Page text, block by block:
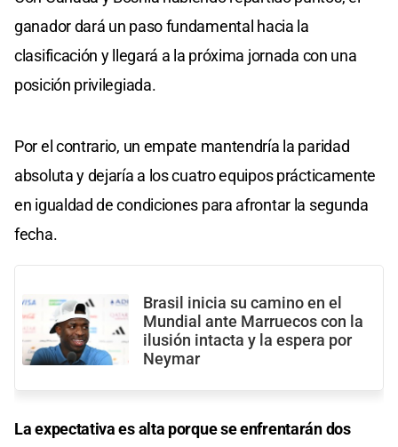
ganador dará un paso fundamental hacia la
clasificación y llegará a la próxima jornada con una
posición privilegiada.
Por el contrario, un empate mantendría la paridad
absoluta y dejaría a los cuatro equipos prácticamente
en igualdad de condiciones para afrontar la segunda
fecha.
Brasil inicia su camino en el
Mundial ante Marruecos con la
ilusión intacta y la espera por
Neymar
La expectativa es alta porque se enfrentarán dos